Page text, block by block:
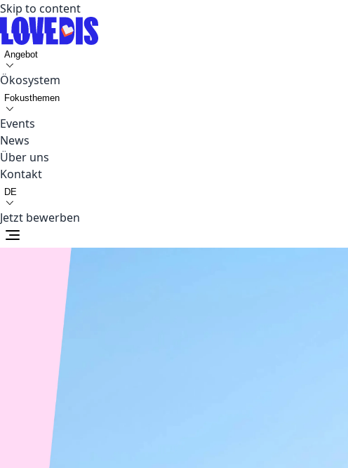
Skip to content
Angebot
Ökosystem
Fokusthemen
Events
News
Über uns
Kontakt
DE
Jetzt bewerben